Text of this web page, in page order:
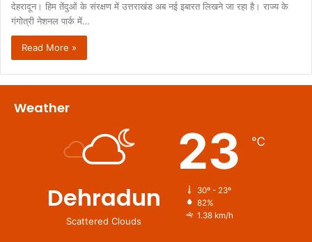
देहरादून। हिम तेंदुओं के संरक्षण में उत्तराखंड अब नई इबारत लिखने जा रहा है। राज्य के
गंगोत्री नेशनल पार्क में…
Read More »
Weather
Dehradun
Scattered Clouds
23 ℃
30º - 23º
82%
1.38 km/h